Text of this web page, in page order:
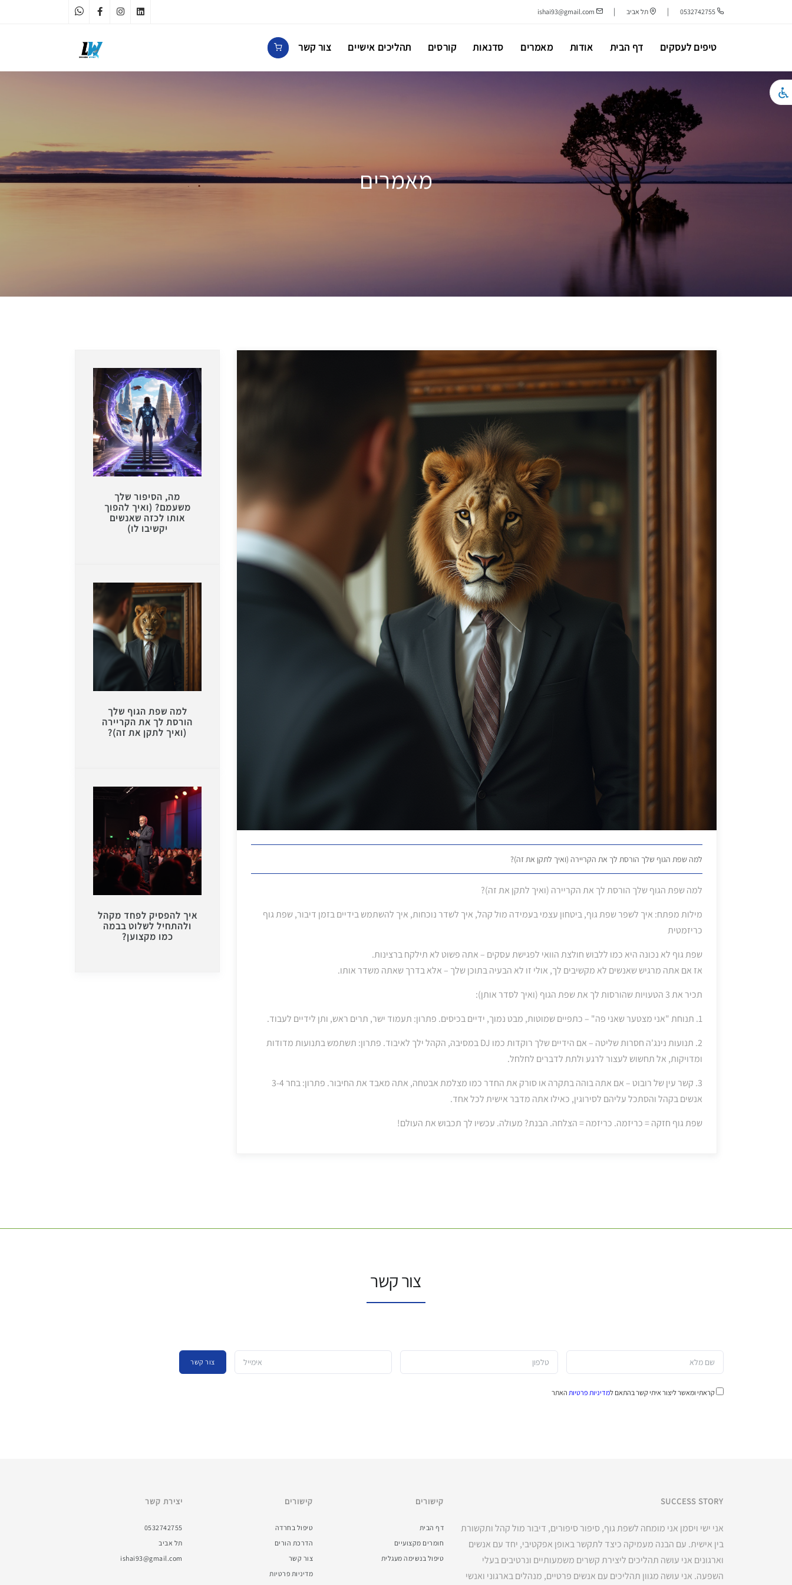
| תל אביב |
ishai93@gmail.com
טיפים לעסקים דף הבית אודות מאמרים סדנאות קורסים תהליכים אישיים צור קשר
מאמרים
למה שפת הגוף שלך הורסת לך את הקריירה (ואיך לתקן את זה)?
למה שפת הגוף שלך הורסת לך את הקריירה (ואיך לתקן את זה)?
מילות מפתח: איך לשפר שפת גוף, ביטחון עצמי בעמידה מול קהל, איך לשדר נוכחות, איך להשתמש בידיים בזמן דיבור, שפת גוף
כריזמטית
שפת גוף לא נכונה היא כמו ללבוש חולצת הוואי לפגישת עסקים – אתה פשוט לא תילקח ברצינות.
אז אם אתה מרגיש שאנשים לא מקשיבים לך, אולי זו לא הבעיה בתוכן שלך – אלא בדרך שאתה משדר אותו.
תכיר את 3 הטעויות שהורסות לך את שפת הגוף (ואיך לסדר אותן):
1. תנוחת "אני מצטער שאני פה" – כתפיים שמוטות, מבט נמוך, ידיים בכיסים. פתרון: תעמוד ישר, תרים ראש, ותן לידיים לעבוד.
2. תנועות נינג'ה חסרות שליטה – אם הידיים שלך רוקדות כמו DJ במסיבה, הקהל ילך לאיבוד. פתרון: תשתמש בתנועות מדודות
ומדויקות, אל תחשוש לעצור לרגע ולתת לדברים לחלחל.
3. קשר עין של רובוט – אם אתה בוהה בתקרה או סורק את החדר כמו מצלמת אבטחה, אתה מאבד את החיבור. פתרון: בחר 3-4
אנשים בקהל והסתכל עליהם לסירוגין, כאילו אתה מדבר אישית לכל אחד.
שפת גוף חזקה = כריזמה. כריזמה = הצלחה. הבנת? מעולה. עכשיו לך תכבוש את העולם!
מה, הסיפור שלך
משעמם? (ואיך להפוך
אותו לכזה שאנשים
יקשיבו לו)
למה שפת הגוף שלך
הורסת לך את הקריירה
(ואיך לתקן את זה)?
איך להפסיק לפחד מקהל
ולהתחיל לשלוט בבמה
כמו מקצוען?
צור קשר
צור קשר
קראתי ומאשר ליצור איתי קשר בהתאם למדיניות פרטיותהאתר
SUCCESS STORY
אני ישי ויסמן אני מומחה לשפת גוף, סיפור סיפורים, דיבור מול קהל ותקשורת
בין אישית. עם הבנה מעמיקה כיצד לתקשר באופן אפקטיבי, יחד עם אנשים
וארגונים אני עושה תהליכים ליצירת קשרים משמעותיים ונרטיבים בעלי
השפעה. אני עושה מגוון תהליכים עם אנשים פרטיים, מנהלים בארגוני ואנשי
קישורים
דף הבית
חומרים מקצועיים
טיפול בנשימה מעגלית
קישורים
טיפול בחרדה
הדרכת הורים
צור קשר
מדיניות פרטיות
יצירת קשר
0532742755
תל אביב
ishai93@gmail.com